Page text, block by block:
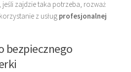
jeśli zajdzie taka potrzeba, rozważ
z usług profesjonalnej
bezpiecznego